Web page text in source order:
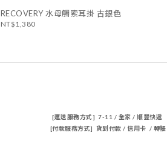
RECOVERY 水母觸索耳掛 古銀色
NT$1,380
[運送服務方式] 7-11 / 全家 / 順豐快遞
[付款服務方式] 貨到付款 / 信用卡 / 轉帳